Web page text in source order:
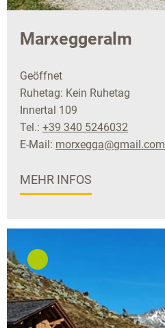
Marxeggeralm
Geöffnet
Ruhetag: Kein Ruhetag
Innertal 109
Tel.: +39 340 5246032
E-Mail: morxegga@gmail.com
MEHR INFOS